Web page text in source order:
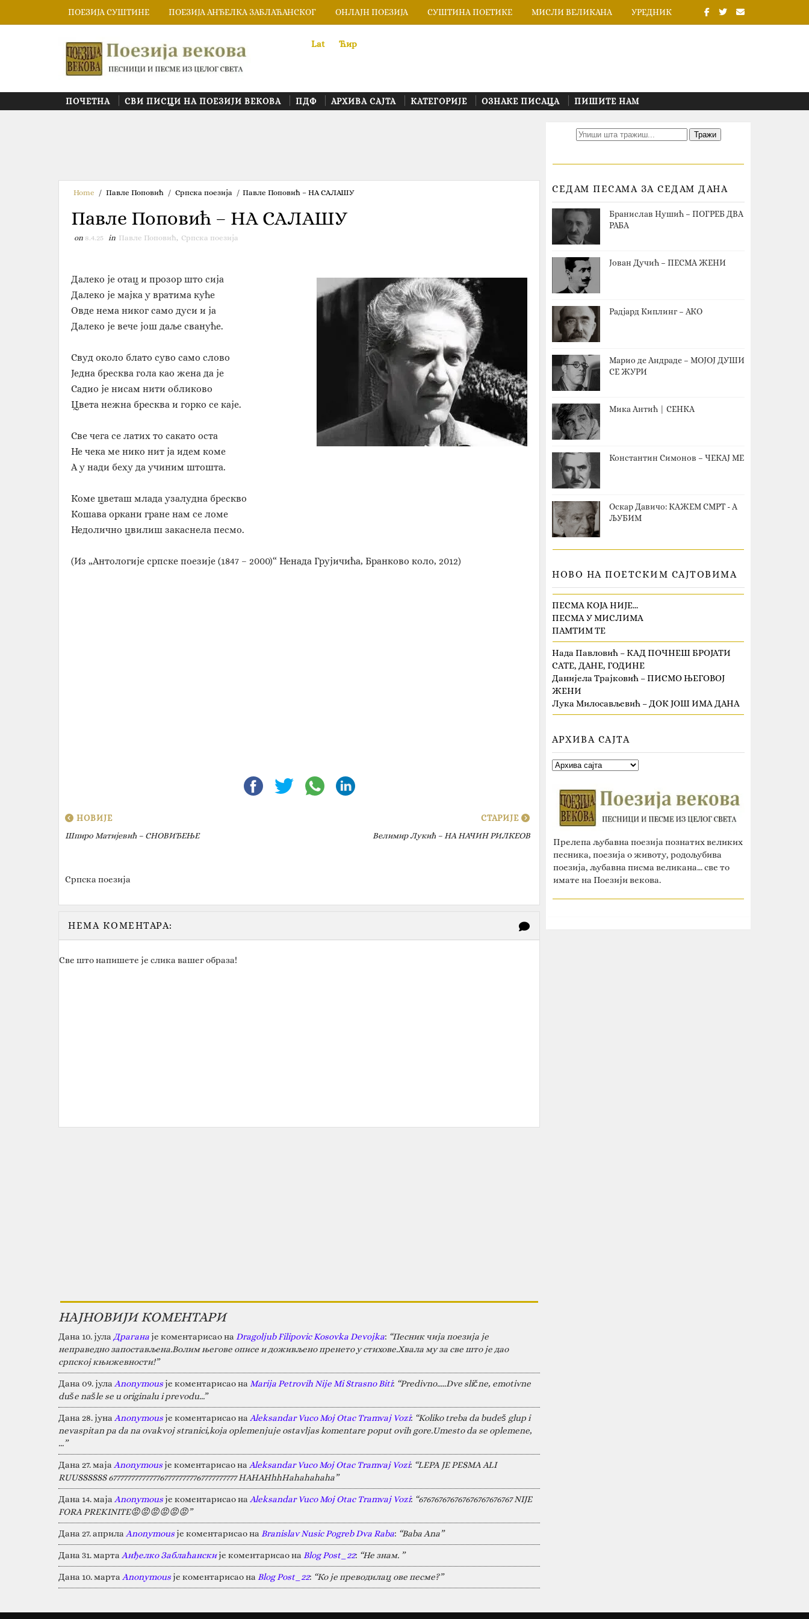
ПОЕЗИЈА СУШТИНЕ ПОЕЗИЈА АНЂЕЛКА ЗАБЛАЋАНСКОГ ОНЛАЈН ПОЕЗИЈА СУШТИНА ПОЕТИКЕ МИСЛИ ВЕЛИКАНА УРЕДНИК
Lat Ћир
ПОЧЕТНА СВИ ПИСЦИ НА ПОЕЗИЈИ ВЕКОВА ПДФ АРХИВА САЈТА КАТЕГОРИЈЕ ОЗНАКЕ ПИСАЦА ПИШИТЕ НАМ
Home / Павле Поповић / Српска поезија / Павле Поповић – НА САЛАШУ
Павле Поповић – НА САЛАШУ
on 8.4.25 in Павле Поповић, Српска поезија
Далеко је отац и прозор што сија
Далеко је мајка у вратима куће
Овде нема никог само дуси и ја
Далеко је вече још даље свануће.
Свуд около блато суво само слово
Једна бресква гола као жена да је
Садио је нисам нити обликово
Цвета нежна бресква и горко се каје.
Све чега се латих то сакато оста
Не чека ме нико нит ја идем коме
А у нади беху да учиним штошта.
Коме цветаш млада узалудна брескво
Кошава оркани гране нам се ломе
Недолично цвилиш закаснела песмо.
(Из „Антологије српске поезије (1847 – 2000)“ Ненада Грујичића, Бранково коло, 2012)
НОВИЈЕ
Шпиро Матијевић – СНОВИЂЕЊЕ
СТАРИЈЕ
Велимир Лукић – НА НАЧИН РИЛКЕОВ
Српска поезија
НЕМА КОМЕНТАРА:
Све што напишете је слика вашег образа!
НАЈНОВИЈИ КОМЕНТАРИ
Дана 10. јула Драгана је коментарисао на Dragoljub Filipovic Kosovka Devojka: “Песник чија поезија је
неправедно запостављена.Волим његове описе и доживљено пренето у стихове.Хвала му за све што је дао
српској књижевности!”
Дана 09. јула Anonymous је коментарисао на Marija Petrovih Nije Mi Strasno Biti: “Predivno.....Dve slične, emotivne
duše našle se u originalu i prevodu...”
Дана 28. јуна Anonymous је коментарисао на Aleksandar Vuco Moj Otac Tramvaj Vozi: “Koliko treba da budeš glup i
nevaspitan pa da na ovakvoj stranici,koja oplemenjuje ostavljas komentare poput ovih gore.Umesto da se oplemene,
…”
Дана 27. маја Anonymous је коментарисао на Aleksandar Vuco Moj Otac Tramvaj Vozi: “LEPA JE PESMA ALI
RUUSSSSSS 67777777777777677777777767777777777 HAHAHhhHahahahaha”
Дана 14. маја Anonymous је коментарисао на Aleksandar Vuco Moj Otac Tramvaj Vozi: “676767676767676767676767 NIJE
FORA PREKINITE😡😡😡😡😡😡”
Дана 27. априла Anonymous је коментарисао на Branislav Nusic Pogreb Dva Raba: “Baba Ana”
Дана 31. марта Анђелко Заблаћанскије коментарисао на Blog Post_22: “Не знам. ”
Дана 10. марта Anonymous је коментарисао на Blog Post_22: “Ко је преводилац ове песме?”
СЕДАМ ПЕСАМА ЗА СЕДАМ ДАНА
Бранислав Нушић – ПОГРЕБ ДВА
РАБА
Јован Дучић – ПЕСМА ЖЕНИ
Радјард Киплинг – АКО
Марио де Андраде – МОЈОЈ ДУШИ
СЕ ЖУРИ
Мика Антић | СЕНКА
Константин Симонов – ЧЕКАЈ МЕ
Оскар Давичо‎: КАЖЕМ СМРТ - А
ЉУБИМ
НОВО НА ПОЕТСКИМ САЈТОВИМА
ПЕСМА КОЈА НИЈЕ…
ПЕСМА У МИСЛИМА
ПАМТИМ ТЕ
Нада Павловић – КАД ПОЧНЕШ БРОЈАТИ
САТЕ, ДАНЕ, ГОДИНЕ
Данијела Трајковић – ПИСМО ЊЕГОВОЈ
ЖЕНИ
Лука Милосављевић – ДОК ЈОШ ИМА ДАНА
АРХИВА САЈТА
Прелепа љубавна поезија познатих великих
песника, поезија о животу, родољубива
поезија, љубавна писма великана... све то
имате на Поезији векова.